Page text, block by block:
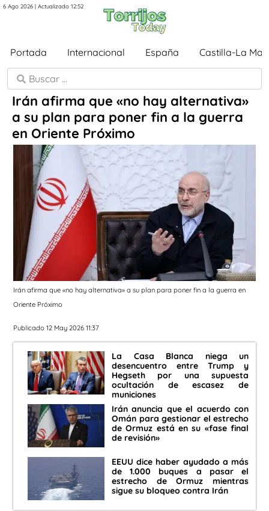
6 Ago 2026 | Actualizado 12:52
Portada Internacional España Castilla-La
Irán afirma que «no hay alternativa»
a su plan para poner fin a la guerra
en Oriente Próximo
Irán afirma que «no hay alternativa» a su plan para poner fin a la guerra en
Oriente Próximo
Publicado 12 May 2026 11:37
La Casa Blanca niega un
desencuentro entre Trump y
Hegseth por una supuesta
ocultación de escasez de
municiones
Irán anuncia que el acuerdo con
Omán para gestionar el estrecho
de Ormuz está en su «fase final
de revisión»
EEUU dice haber ayudado a más
de 1.000 buques a pasar el
estrecho de Ormuz mientras
sigue su bloqueo contra Irán